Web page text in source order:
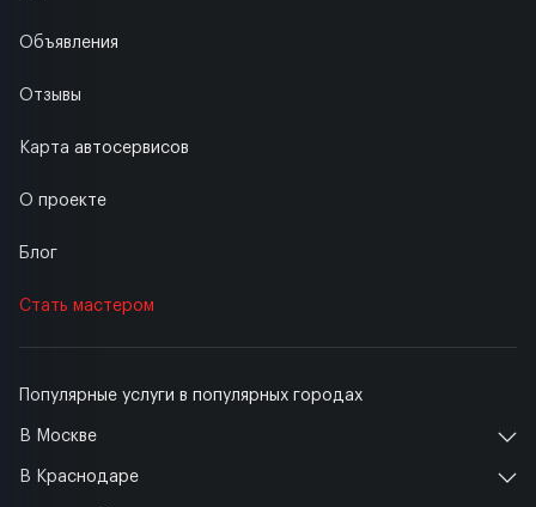
Популярные услуги в популярных городах
В Москве
В Краснодаре
Объявления
Отзывы
Карта автосервисов
О проекте
Блог
Стать мастером